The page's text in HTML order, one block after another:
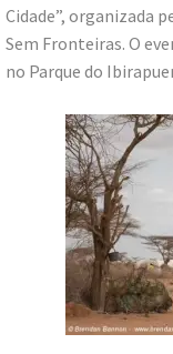
Cidade”, organizada
Sem Fronteiras. O
no Parque do